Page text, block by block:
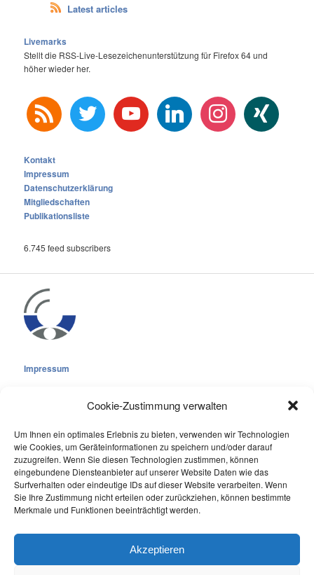
Cookie-Zustimmung verwalten
Um Ihnen ein optimales Erlebnis zu bieten, verwenden wir Technologien
wie Cookies, um Geräteinformationen zu speichern und/oder darauf
zuzugreifen. Wenn Sie diesen Technologien zustimmen, können
eingebundene Diensteanbieter auf unserer Website Daten wie das
Surfverhalten oder eindeutige IDs auf dieser Website verarbeiten. Wenn
Sie Ihre Zustimmung nicht erteilen oder zurückziehen, können bestimmte
Merkmale und Funktionen beeinträchtigt werden.
Akzeptieren
Latest articles
Livemarks
Stellt die RSS-Live-Lesezeichenunterstützung für Firefox 64 und
höher wieder her.
rss twitter youtube linkedin instagram xing
Kontakt
Impressum
Datenschutzerklärung
Mitgliedschaften
Publikationsliste
6.745 feed subscribers
Impressum
Cookie-Richtlinie (EU)
Datenschutzerklärung
Online Visitors:0
Last 30 Days Views:2.097